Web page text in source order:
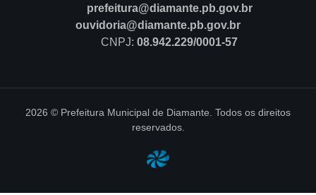
prefeitura@diamante.pb.gov.br
ouvidoria@diamante.pb.gov.br
CNPJ: 08.942.229/0001-57
2026 © Prefeitura Municipal de Diamante. Todos os direitos
reservados.